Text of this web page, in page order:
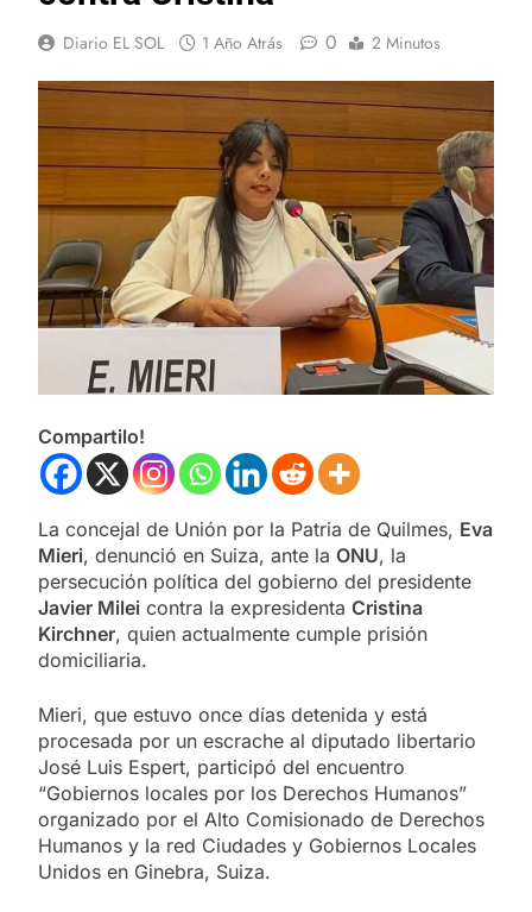
Diario EL SOL 1 Año Atrás 0 2 Minutos
Compartilo!
La concejal de Unión por la Patria de Quilmes, Eva
Mieri, denunció en Suiza, ante la ONU, la
persecución política del gobierno del presidente
Javier Milei contra la expresidenta Cristina
Kirchner, quien actualmente cumple prisión
domiciliaria.
Mieri, que estuvo once días detenida y está
procesada por un escrache al diputado libertario
José Luis Espert, participó del encuentro
“Gobiernos locales por los Derechos Humanos”
organizado por el Alto Comisionado de Derechos
Humanos y la red Ciudades y Gobiernos Locales
Unidos en Ginebra, Suiza.